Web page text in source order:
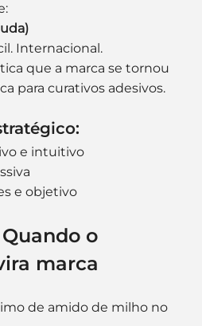
Internacional.
que a marca se tornou
para curativos adesivos.
e intuitivo
e objetivo
Quando o
marca
de amido de milho no